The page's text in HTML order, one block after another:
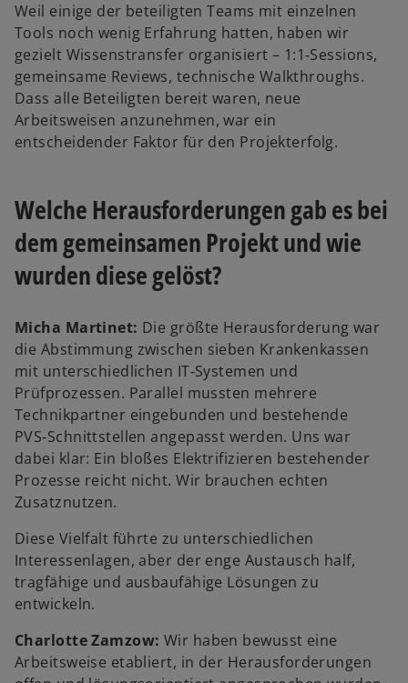
Weil einige der beteiligten Teams mit einzelnen
Tools noch wenig Erfahrung hatten, haben wir
gezielt Wissenstransfer organisiert – 1:1‑Sessions,
gemeinsame Reviews, technische Walkthroughs.
Dass alle Beteiligten bereit waren, neue
Arbeitsweisen anzunehmen, war ein
entscheidender Faktor für den Projekterfolg.
Welche Herausforderungen gab es bei
dem gemeinsamen Projekt und wie
wurden diese gelöst?
Micha Martinet: Die größte Herausforderung war
die Abstimmung zwischen sieben Krankenkassen
mit unterschiedlichen IT‑Systemen und
Prüfprozessen. Parallel mussten mehrere
Technikpartner eingebunden und bestehende
PVS‑Schnittstellen angepasst werden. Uns war
dabei klar: Ein bloßes Elektrifizieren bestehender
Prozesse reicht nicht. Wir brauchen echten
Zusatznutzen.
Diese Vielfalt führte zu unterschiedlichen
Interessenlagen, aber der enge Austausch half,
tragfähige und ausbaufähige Lösungen zu
entwickeln.
Charlotte Zamzow: Wir haben bewusst eine
Arbeitsweise etabliert, in der Herausforderungen